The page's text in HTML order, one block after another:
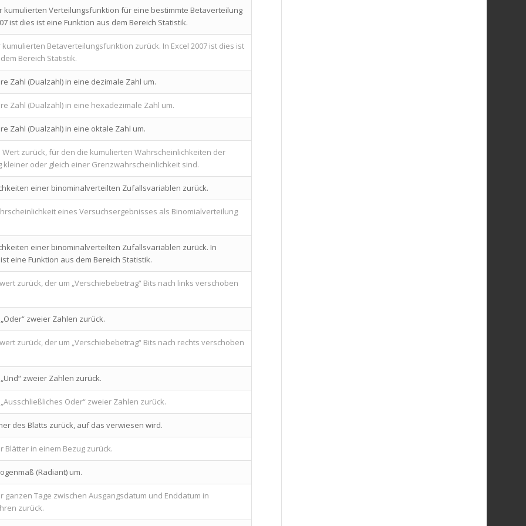
kumulierten Verteilungsfunktion für eine bestimmte Betaverteilung
ist dies ist eine Funktion aus dem Bereich Statistik.
Betaverteilungsfunktion zurück. In Excel 2007 ist dies ist
Bereich Statistik.
Zahl (Dualzahl) in eine dezimale Zahl um.
Zahl (Dualzahl) in eine hexadezimale Zahl um.
Zahl (Dualzahl) in eine oktale Zahl um.
zurück, für den die kumulierten Wahrscheinlichkeiten der
kleiner oder gleich einer Grenzwahrscheinlichkeit sind.
einer binominalverteilten Zufallsvariablen zurück.
eines Versuchsergebnisses als Binomialverteilung
einer binominalverteilten Zufallsvariablen zurück. In
eine Funktion aus dem Bereich Statistik.
zurück, der um „Verschiebebetrag“ Bits nach links verschoben
zweier Zahlen zurück.
zurück, der um „Verschiebebetrag“ Bits nach rechts verschoben
zweier Zahlen zurück.
Oder“ zweier Zahlen zurück.
des Blatts zurück, auf das verwiesen wird.
Blätter in einem Bezug zurück.
(Radiant) um.
ganzen Tage zwischen Ausgangsdatum und Enddatum in
zurück.